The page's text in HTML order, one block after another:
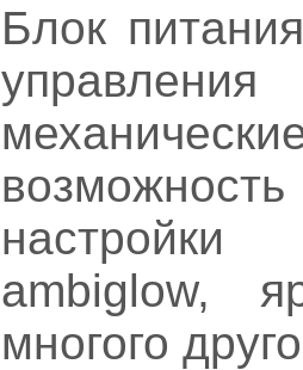
Блок
ambiglow,
многого